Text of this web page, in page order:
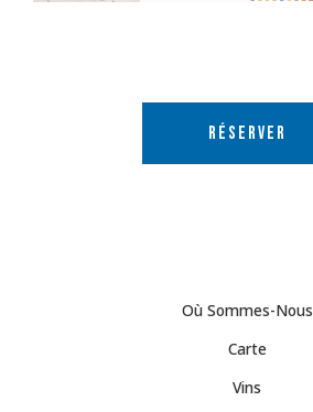
RÉSERVER
Où Sommes-Nous
Carte
Vins